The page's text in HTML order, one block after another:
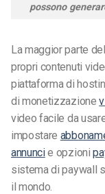
possono
La maggior parte
propri contenuti
piattaforma di
di monetizzazione
video facile da
impostare
annuncie opzioni
sistema di paywall
il mondo.